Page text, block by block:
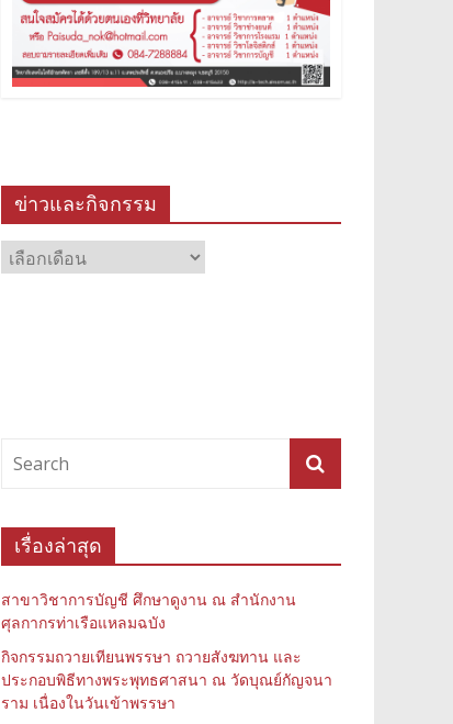
ข่าวและกิจกรรม
ข่าว
และ
เรื่องล่าสุด
สาขาวิชาการบัญชี ศึกษาดูงาน ณ สำนักงาน
ศุลกากรท่าเรือแหลมฉบัง
กิจกรรมถวายเทียนพรรษา ถวายสังฆทาน และ
ประกอบพิธีทางพระพุทธศาสนา ณ วัดบุณย์กัญจนา
ราม เนื่องในวันเข้าพรรษา